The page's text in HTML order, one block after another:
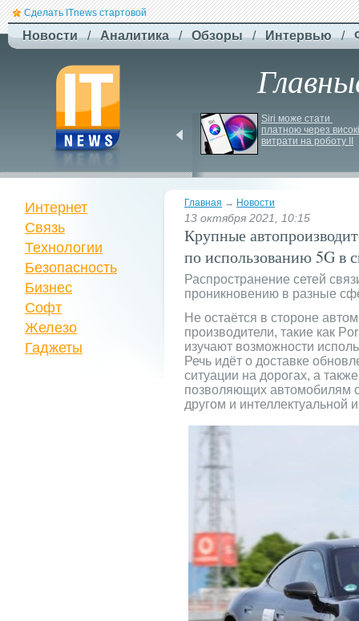
Сделать ITnews стартовой
Новости / Аналитика / Обзоры / Интервью /
знищив ключовий
склад Intertop Ukraine
Siri може стати
платною через високі
витрати на роботу ІІ
Главная → Новости
13 октября 2021, 10:15
Крупные
по использованию 5G в
Распространение сетей
проникновению в разные
Не остаётся в стороне
производители, такие как
изучают возможности
Речь идёт о доставке
ситуации на дорогах, а
позволяющих автомобилям
другом и интеллектуальной
Интернет
Связь
Технологии
Безопасность
Бизнес
Софт
Железо
Гаджеты